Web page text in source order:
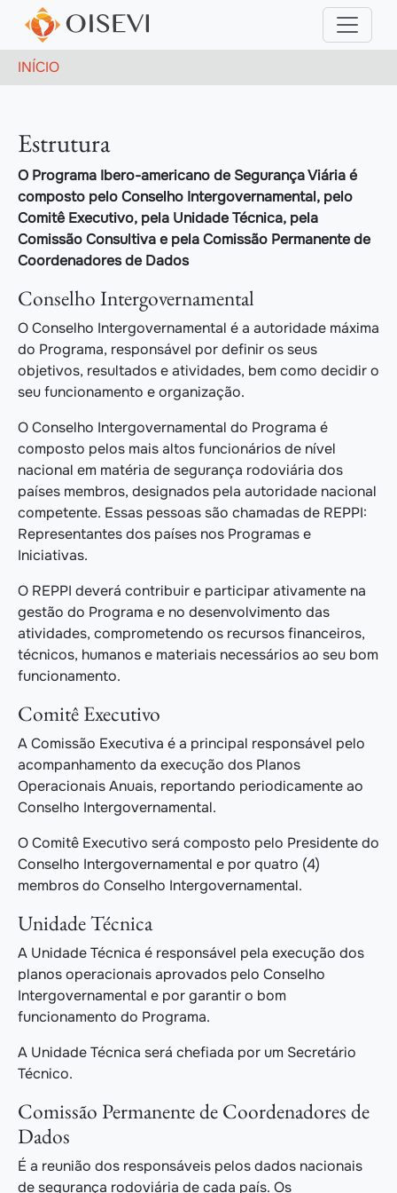
Pular para o conteúdo principal
Trilha de navegação
INÍCIO
Estrutura
O Programa Ibero-americano de Segurança Viária é
composto pelo Conselho Intergovernamental, pelo
Comitê Executivo, pela Unidade Técnica, pela
Comissão Consultiva e pela Comissão Permanente de
Coordenadores de Dados
Conselho Intergovernamental
O Conselho Intergovernamental é a autoridade máxima
do Programa, responsável por definir os seus
objetivos, resultados e atividades, bem como decidir o
seu funcionamento e organização.
O Conselho Intergovernamental do Programa é
composto pelos mais altos funcionários de nível
nacional em matéria de segurança rodoviária dos
países membros, designados pela autoridade nacional
competente. Essas pessoas são chamadas de REPPI:
Representantes dos países nos Programas e
Iniciativas.
O REPPI deverá contribuir e participar ativamente na
gestão do Programa e no desenvolvimento das
atividades, comprometendo os recursos financeiros,
técnicos, humanos e materiais necessários ao seu bom
funcionamento.
Comitê Executivo
A Comissão Executiva é a principal responsável pelo
acompanhamento da execução dos Planos
Operacionais Anuais, reportando periodicamente ao
Conselho Intergovernamental.
O Comitê Executivo será composto pelo Presidente do
Conselho Intergovernamental e por quatro (4)
membros do Conselho Intergovernamental.
Unidade Técnica
A Unidade Técnica é responsável pela execução dos
planos operacionais aprovados pelo Conselho
Intergovernamental e por garantir o bom
funcionamento do Programa.
A Unidade Técnica será chefiada por um Secretário
Técnico.
Comissão Permanente de Coordenadores de
Dados
É a reunião dos responsáveis ​​pelos dados nacionais
de segurança rodoviária de cada país. Os